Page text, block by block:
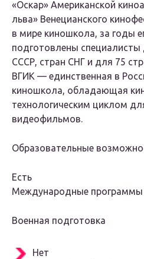
«Оскар» Американской
льва» Венецианского
в мире киношкола, за годы
подготовлены специалисты
СССР, стран СНГ и для 75
ВГИК — единственная в
киношкола, обладающая
технологическим циклом
видеофильмов.
Образовательные
Есть
Международные программы
Военная подготовка
Нет